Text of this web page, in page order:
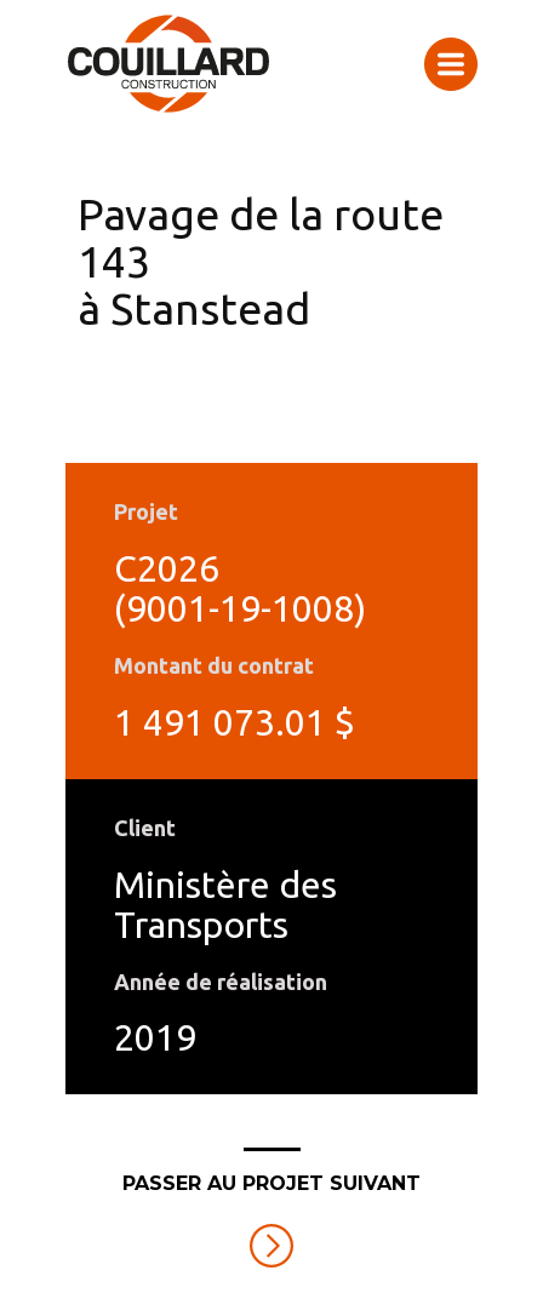
Pavage de la route
143
à Stanstead
Projet
C2026
(9001-19-1008)
Montant du contrat
1 491 073.01 $
Client
Ministère des
Transports
Année de réalisation
2019
PASSER AU PROJET SUIVANT